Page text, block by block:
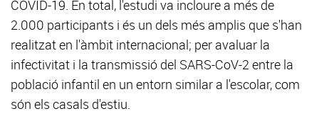
COVID-19. En total, l'estudi va incloure a més de
2.000 participants i és un dels més amplis que s'han
realitzat en l'àmbit internacional; per avaluar la
infectivitat i la transmissió del SARS-CoV-2 entre la
població infantil en un entorn similar a l'escolar, com
són els casals d'estiu.